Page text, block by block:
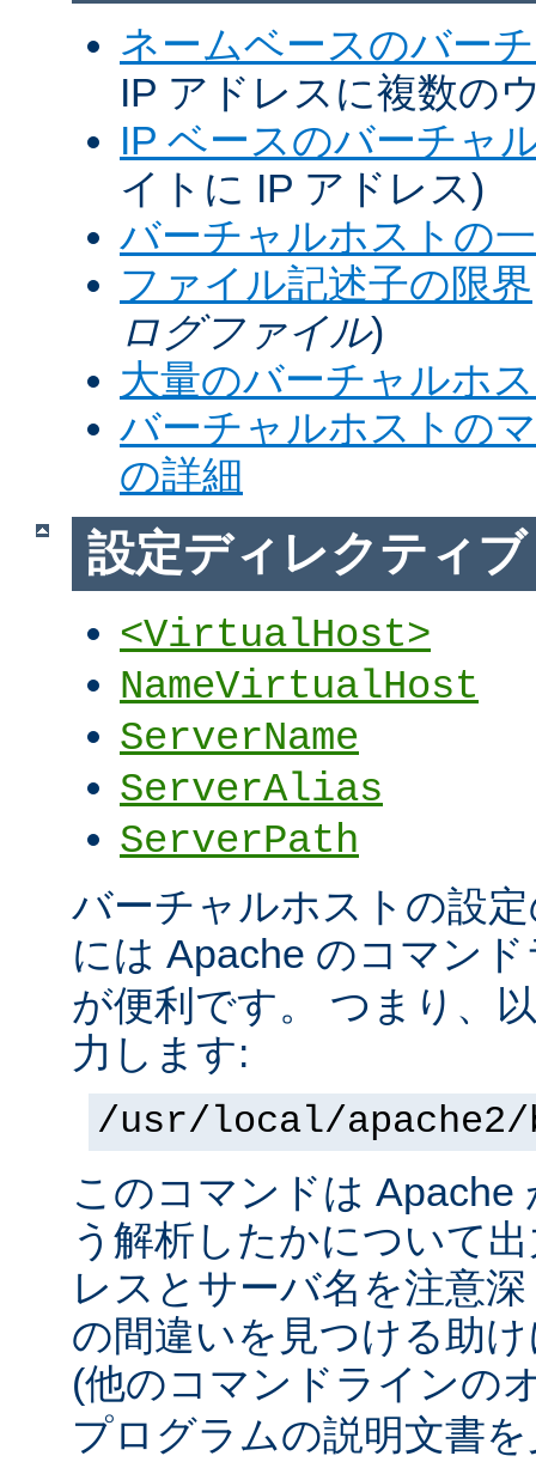
ネームベースのバー
IP アドレスに複数の
IP ベースのバーチャ
イトに IP アドレス)
バーチャルホストの
ファイル記述子の限界
ログファイル)
大量のバーチャルホ
バーチャルホストの
の詳細
設定ディレクティブ
<VirtualHost>
NameVirtualHost
ServerName
ServerAlias
ServerPath
バーチャルホストの設
には Apache のコマン
が便利です。 つまり、
力します:
/usr/local/
このコマンドは Apache
う解析したかについて
レスとサーバ名を注意
の間違いを見つける助
(他のコマンドラインの
プログラムの説明文書